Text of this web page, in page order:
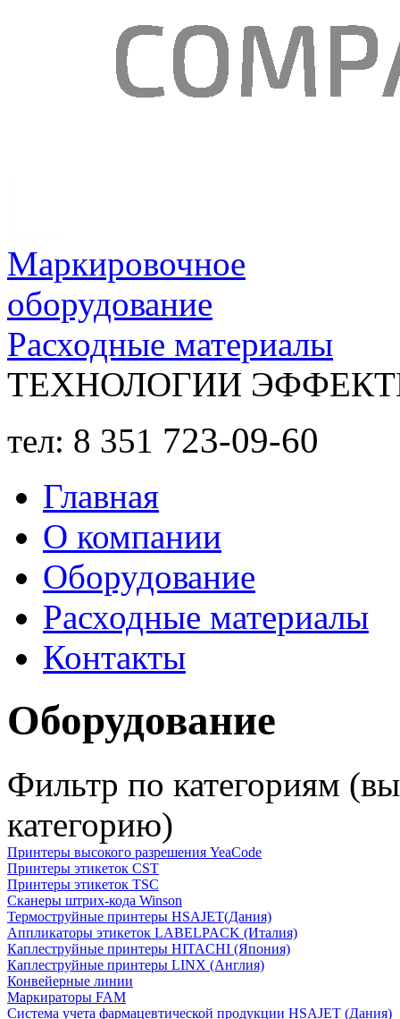
Маркировочное
оборудование
Расходные материалы
ТЕХНОЛОГИИ
тел: 8 351 723-09-60
Главная
О компании
Оборудование
Расходные материалы
Контакты
Оборудование
Фильтр по категориям
категорию)
Принтеры высокого разрешения YeaCode
Принтеры этикеток CST
Принтеры этикеток TSC
Сканеры штрих-кода Winson
Термоструйные принтеры HSAJET(Дания)
Аппликаторы этикеток LABELPACK (Италия)
Каплеструйные принтеры HITACHI (Япония)
Каплеструйные принтеры LINX (Англия)
Конвейерные линии
Маркираторы FAM
Система учета фармацевтической продукции HSAJET (Дания)